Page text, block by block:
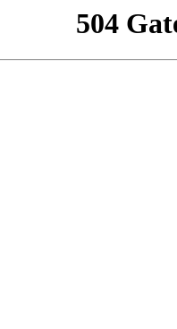
504